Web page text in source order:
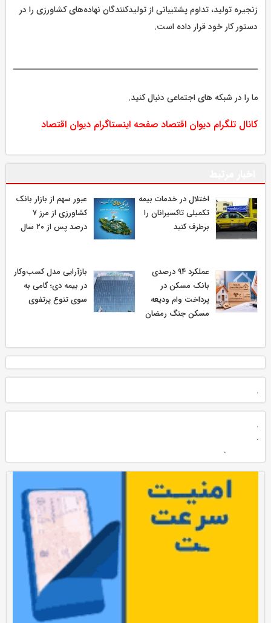
زنجیره تولید، تداوم پشتیبانی از تولیدکنندگان نهاده‌های کشاورزی را در
دستور کار خود قرار داده است.
ما را در شبکه های اجتماعی دنبال کنید.
کانال تلگرام دیوان اقتصاد صفحه اینستاگرام دیوان اقتصاد
اختلال در خدمات بیمه
تکمیلی تاکسیرانان را
برطرف کنید
عبور سهم از بازار بانک
کشاورزی از مرز ۷
درصد پس از ۲۰ سال
عملکرد ۹۴ درصدی
بانک مسکن در
پرداخت وام ودیعه
مسکن جنگ رمضان
بازآرایی مدل کسب‌وکار
در بیمه دی؛ گامی به
سوی تنوع پرتفوی
.
.
.
.